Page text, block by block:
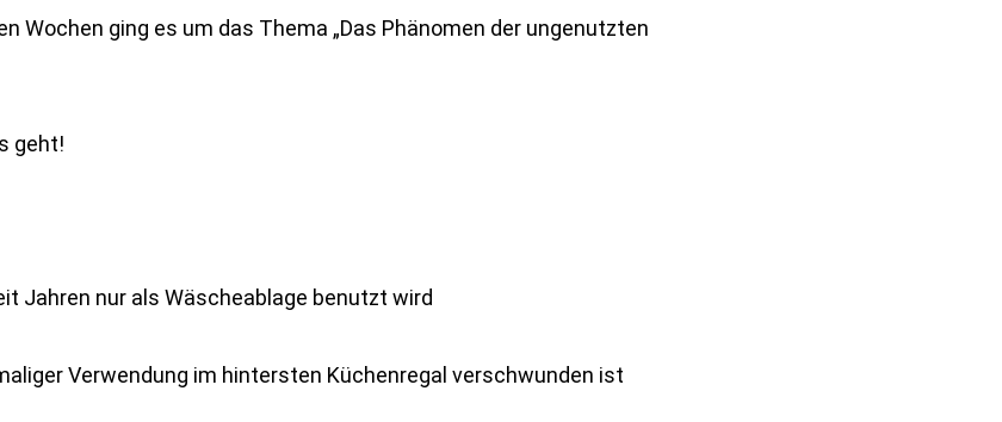
Wochen ging es um das Thema „Das Phänomen der ungenutzten
geht!
Jahren nur als Wäscheablage benutzt wird
Verwendung im hintersten Küchenregal verschwunden ist